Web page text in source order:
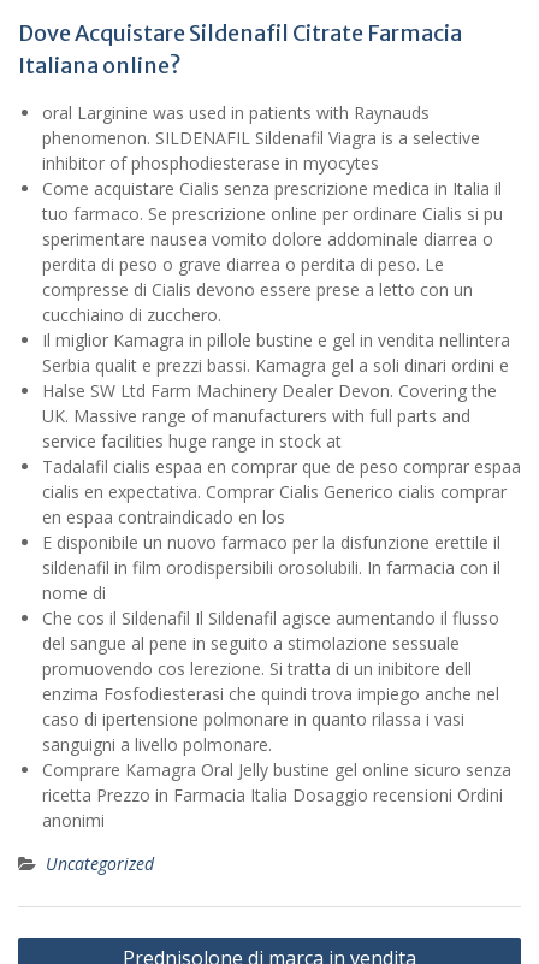
Dove Acquistare Sildenafil Citrate Farmacia
Italiana online?
oral Larginine was used in patients with Raynauds
phenomenon. SILDENAFIL Sildenafil Viagra is a selective
inhibitor of phosphodiesterase in myocytes
Come acquistare Cialis senza prescrizione medica in Italia il
tuo farmaco. Se prescrizione online per ordinare Cialis si pu
sperimentare nausea vomito dolore addominale diarrea o
perdita di peso o grave diarrea o perdita di peso. Le
compresse di Cialis devono essere prese a letto con un
cucchiaino di zucchero.
Il miglior Kamagra in pillole bustine e gel in vendita nellintera
Serbia qualit e prezzi bassi. Kamagra gel a soli dinari ordini e
Halse SW Ltd Farm Machinery Dealer Devon. Covering the
UK. Massive range of manufacturers with full parts and
service facilities huge range in stock at
Tadalafil cialis espaa en comprar que de peso comprar espaa
cialis en expectativa. Comprar Cialis Generico cialis comprar
en espaa contraindicado en los
E disponibile un nuovo farmaco per la disfunzione erettile il
sildenafil in film orodispersibili orosolubili. In farmacia con il
nome di
Che cos il Sildenafil Il Sildenafil agisce aumentando il flusso
del sangue al pene in seguito a stimolazione sessuale
promuovendo cos lerezione. Si tratta di un inibitore dell
enzima Fosfodiesterasi che quindi trova impiego anche nel
caso di ipertensione polmonare in quanto rilassa i vasi
sanguigni a livello polmonare.
Comprare Kamagra Oral Jelly bustine gel online sicuro senza
ricetta Prezzo in Farmacia Italia Dosaggio recensioni Ordini
anonimi
Uncategorized
Post
Prednisolone di marca in vendita